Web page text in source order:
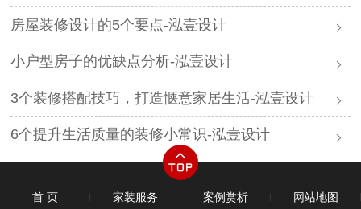
房屋装修设计的5个要点-泓壹设计
小户型房子的优缺点分析-泓壹设计
3个装修搭配技巧，打造惬意家居生活-泓壹设计
6个提升生活质量的装修小常识-泓壹设计​
首 页 家装服务 案例赏析 网站地图